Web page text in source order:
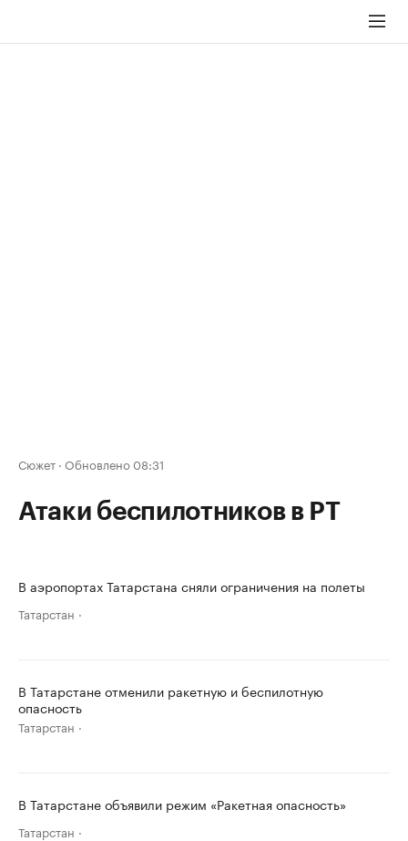
Сюжет · Обновлено 08:31
Атаки беспилотников в РТ
В аэропортах Татарстана сняли ограничения на полеты
Татарстан
В Татарстане отменили ракетную и беспилотную
опасность
Татарстан
В Татарстане объявили режим «Ракетная опасность»
Татарстан